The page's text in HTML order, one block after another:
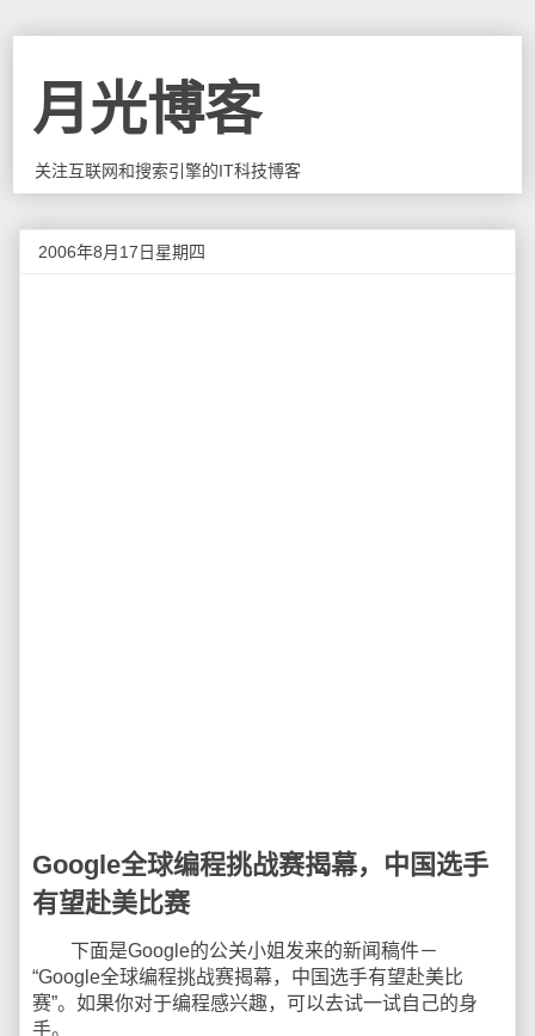
月光博客
关注互联网和搜索引擎的IT科技博客
2006年8月17日星期四
Google全球编程挑战赛揭幕，中国选手
有望赴美比赛
下面是Google的公关小姐发来的新闻稿件－
“Google全球编程挑战赛揭幕，中国选手有望赴美比
赛”。如果你对于编程感兴趣，可以去试一试自己的身
手。